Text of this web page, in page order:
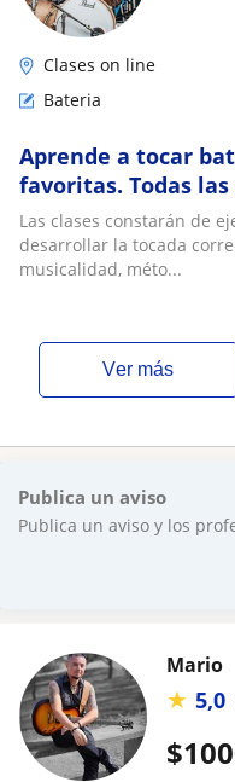
Clases on line
Bateria
Aprende a tocar
favoritas. Todas
Las clases constarán de
desarrollar la tocada
musicalidad, méto...
ver más
Publica un aviso
Publica un aviso y los
$
Mario
★ 5,0